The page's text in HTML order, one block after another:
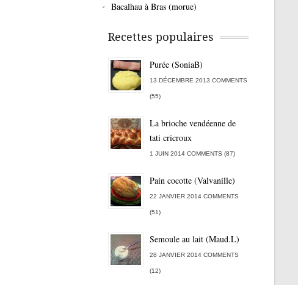
Bacalhau à Bras (morue)
Recettes populaires
Purée (SoniaB)
13 DÉCEMBRE 2013 COMMENTS
(55)
La brioche vendéenne de
tati cricroux
1 JUIN 2014 COMMENTS (87)
Pain cocotte (Valvanille)
22 JANVIER 2014 COMMENTS
(51)
Semoule au lait (Maud.L)
28 JANVIER 2014 COMMENTS
(12)